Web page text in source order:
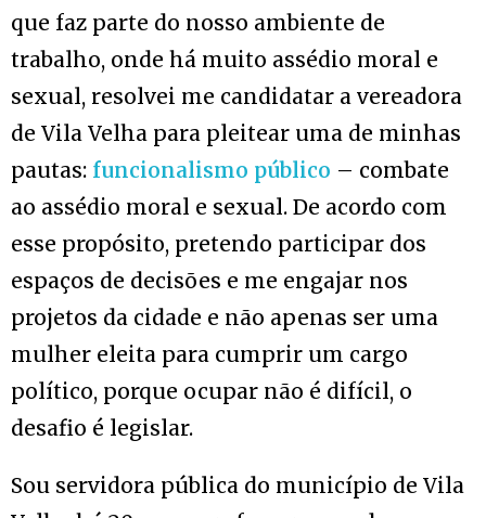
que faz parte do nosso ambiente de
trabalho, onde há muito assédio moral e
sexual, resolvei me candidatar a vereadora
de Vila Velha para pleitear uma de minhas
pautas: funcionalismo público – combate
ao assédio moral e sexual. De acordo com
esse propósito, pretendo participar dos
espaços de decisões e me engajar nos
projetos da cidade e não apenas ser uma
mulher eleita para cumprir um cargo
político, porque ocupar não é difícil, o
desafio é legislar.
Sou servidora pública do município de Vila